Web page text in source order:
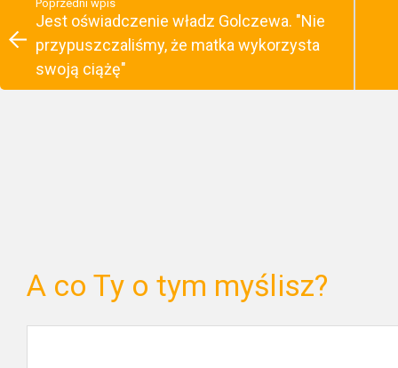
Poprzedni wpis
Jest oświadczenie władz Golczewa. "Nie
przypuszczaliśmy, że matka wykorzysta
swoją ciążę"
A co Ty o tym myślisz?